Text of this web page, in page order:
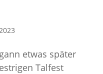
2023
etwas später
Talfest